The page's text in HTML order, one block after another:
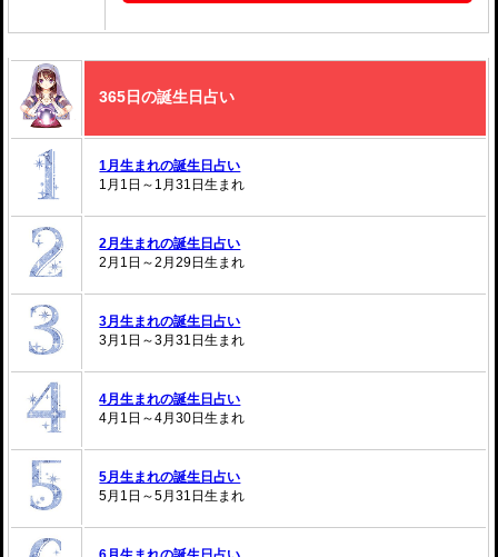
365日の誕生日占い
1月生まれの誕生日占い
1月1日～1月31日生まれ
2月生まれの誕生日占い
2月1日～2月29日生まれ
3月生まれの誕生日占い
3月1日～3月31日生まれ
4月生まれの誕生日占い
4月1日～4月30日生まれ
5月生まれの誕生日占い
5月1日～5月31日生まれ